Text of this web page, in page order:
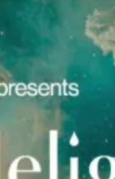
conciertos
restaurantes
cine